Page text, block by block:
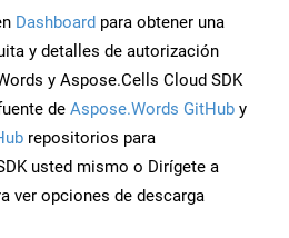
Dashboard para obtener una
y detalles de autorización
y Aspose.Cells Cloud SDK
de Aspose.Words GitHub y
repositorios para
usted mismo o Dirígete a
ver opciones de descarga